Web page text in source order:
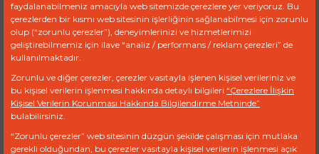
4128101 DEUTZ TCD 2.9 engines
04128101 DEUTZ
04166376 DEUTZ
faydalanabilmeniz amacıyla web sitemizde çerezlere yer veriyoruz. Bu
çerezlerden bir kısmı web sitesinin işlerliğinin sağlanabilmesi için zorunlu
olup (“zorunlu çerezler”), deneyimlerinizi ve hizmetlerimizi
geliştirebilmemiz için ilave “analiz / performans / reklam çerezleri” de
kullanılmaktadır.
Zorunlu ve diğer çerezler, çerezler vasıtayla işlenen kişisel verileriniz ve
bu kişisel verilerin işlenmesi hakkında detaylı bilgileri “Çerezlere İlişkin
Kişisel Verilerin Korunması Hakkında Bilgilendirme Metninde”
bulabilirsiniz.
“Zorunlu çerezler” web sitesinin düzgün şekilde çalışması için mutlaka
gerekli olduğundan, bu çerezler vasıtayla kişisel verilerin işlenmesi açık